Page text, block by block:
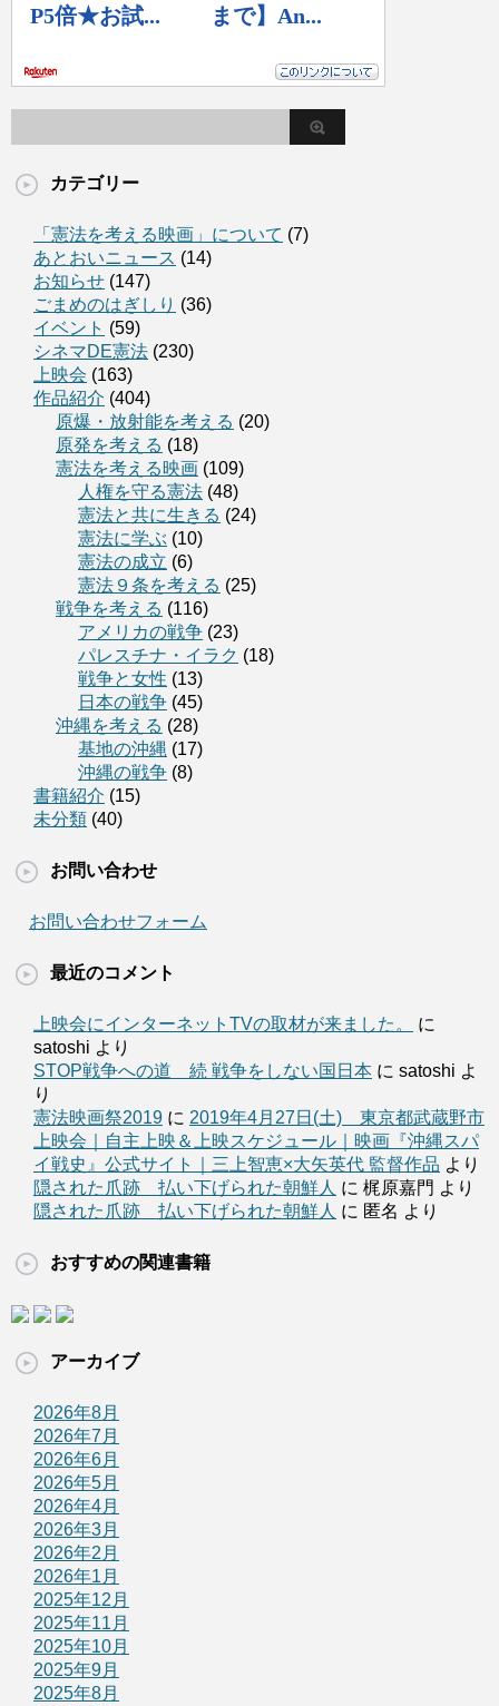
カテゴリー
「憲法を考える映画」について (7)
あとおいニュース (14)
お知らせ (147)
ごまめのはぎしり (36)
イベント (59)
シネマDE憲法 (230)
上映会 (163)
作品紹介 (404)
原爆・放射能を考える (20)
原発を考える (18)
憲法を考える映画 (109)
人権を守る憲法 (48)
憲法と共に生きる (24)
憲法に学ぶ (10)
憲法の成立 (6)
憲法９条を考える (25)
戦争を考える (116)
アメリカの戦争 (23)
パレスチナ・イラク (18)
戦争と女性 (13)
日本の戦争 (45)
沖縄を考える (28)
基地の沖縄 (17)
沖縄の戦争 (8)
書籍紹介 (15)
未分類 (40)
お問い合わせ
お問い合わせフォーム
最近のコメント
上映会にインターネットTVの取材が来ました。
に
satoshi より
STOP戦争への道 続 戦争をしない国日本 に satoshi よ
り
憲法映画祭2019 に 2019年4月27日(土) 東京都武蔵野市
上映会｜自主上映＆上映スケジュール｜映画『沖縄スパ
イ戦史』公式サイト｜三上智恵×大矢英代 監督作品 より
隠された爪跡 払い下げられた朝鮮人 に 梶原嘉門 より
隠された爪跡 払い下げられた朝鮮人 に 匿名 より
おすすめの関連書籍
アーカイブ
2026年8月
2026年7月
2026年6月
2026年5月
2026年4月
2026年3月
2026年2月
2026年1月
2025年12月
2025年11月
2025年10月
2025年9月
2025年8月